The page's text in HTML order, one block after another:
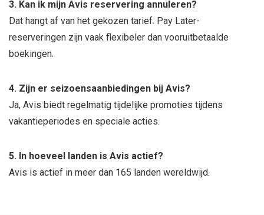
3. Kan ik mijn Avis reservering annuleren?
Dat hangt af van het gekozen tarief. Pay Later-
reserveringen zijn vaak flexibeler dan vooruitbetaalde
boekingen.
4. Zijn er seizoensaanbiedingen bij Avis?
Ja, Avis biedt regelmatig tijdelijke promoties tijdens
vakantieperiodes en speciale acties.
5. In hoeveel landen is Avis actief?
Avis is actief in meer dan 165 landen wereldwijd.